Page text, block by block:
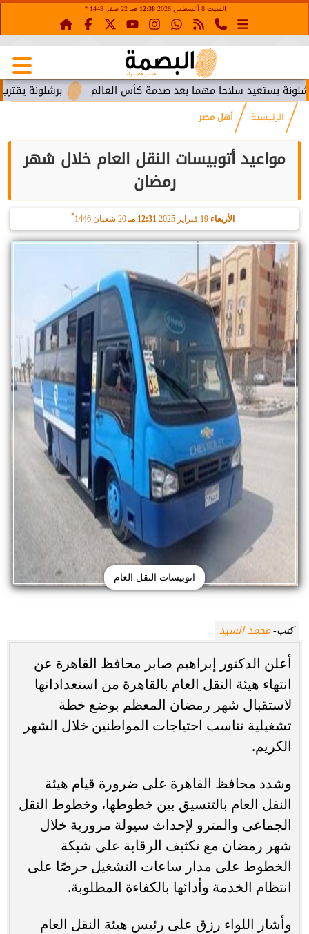
السبت 8 أغسطس 2026 12:38 صـ 22 صفر 1448 هـ
برشلونة يقترب من سلاحا مهما بعد صدمة كأس العالم
الرئيسية أهل مصر
مواعيد أتوبيسات النقل العام خلال شهر
رمضان
الأربعاء 12:31 مـ 20 شعبان 1446
هـ
اتوبيسات النقل العام
كتب-محمد السيد
أعلن الدكتور إبراهيم صابر محافظ القاهرة عن
انتهاء هيئة النقل العام بالقاهرة من استعداداتها
لاستقبال شهر رمضان المعظم بوضع خطة
تشغيلية تناسب احتياجات المواطنين خلال الشهر
الكريم.
وشدد محافظ القاهرة على ضرورة قيام هيئة
النقل العام بالتنسيق بين خطوطها، وخطوط النقل
الجماعى والمترو لإحداث سيولة مرورية خلال
شهر رمضان مع تكثيف الرقابة على شبكة
الخطوط على مدار ساعات التشغيل حرصًا على
انتظام الخدمة وأدائها بالكفاءة المطلوبة.
وأشار اللواء رزق على رئيس هيئة النقل العام